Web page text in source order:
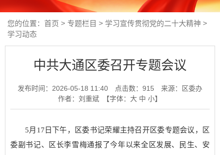
您的位置： 首页 > 专题栏目 > 学习宣传贯彻党的二十大精神 >
学习动态
中共大通区委召开专题会议
发布时间：2026-05-18 11:40 点击数： 915
来源：区委办
作者：刘重斌
【字体： 大 中 小】
5月17日下午，区委书记荣耀主持召开区委专题会议，区
委副书记、区长李雪梅通报了今年以来全区发展、民生、安